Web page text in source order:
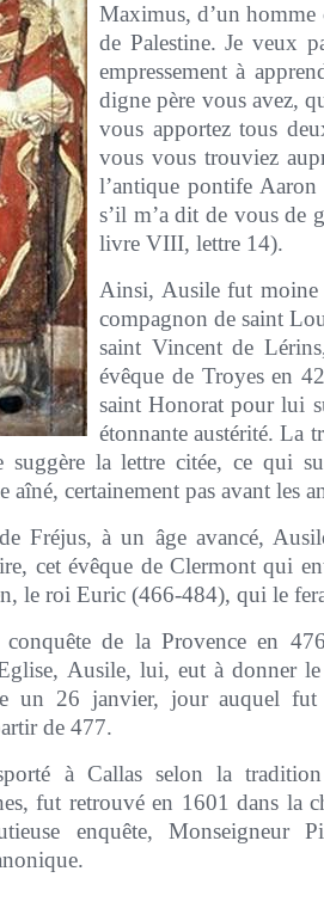
Maximus, d’un homme
de Palestine. Je veux
empressement à
digne père vous avez,
vous apportez tous
vous vous trouviez
l’antique pontife
s’il m’a dit de vous de
livre VIII, lettre 14).
Ainsi, Ausile fut
compagnon de saint
saint Vincent de
évêque de Troyes en
saint Honorat pour lui
étonnante austérité. La
suggère la lettre citée, ce qui
aîné, certainement pas avant les
Fréjus, à un âge avancé,
cet évêque de Clermont qui
le roi Euric (466-484), qui le
de la Provence en
Ausile, lui, eut à donner
un 26 janvier, jour auquel
de 477.
à Callas selon la
fut retrouvé en 1601 dans la
enquête, Monseigneur